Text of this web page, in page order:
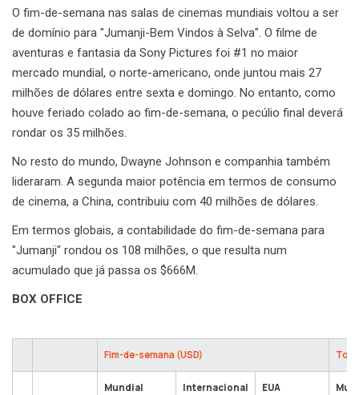
O fim-de-semana nas salas de cinemas mundiais voltou a ser
de domínio para "Jumanji-Bem Vindos à Selva". O filme de
aventuras e fantasia da Sony Pictures foi #1 no maior
mercado mundial, o norte-americano, onde juntou mais 27
milhões de dólares entre sexta e domingo. No entanto, como
houve feriado colado ao fim-de-semana, o pecúlio final deverá
rondar os 35 milhões.
No resto do mundo, Dwayne Johnson e companhia também
lideraram. A segunda maior potência em termos de consumo
de cinema, a China, contribuiu com 40 milhões de dólares.
Em termos globais, a contabilidade do fim-de-semana para
"Jumanji" rondou os 108 milhões, o que resulta num
acumulado que já passa os $666M.
BOX OFFICE
Fim-de-semana (USD)
Mundial Internacional EUA